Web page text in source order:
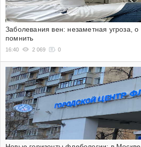
Заболевания вен: незаметная угроза, о
помнить
16:40 2 069 0